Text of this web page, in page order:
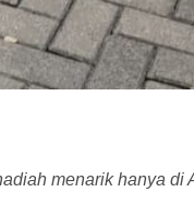
menarik hanya